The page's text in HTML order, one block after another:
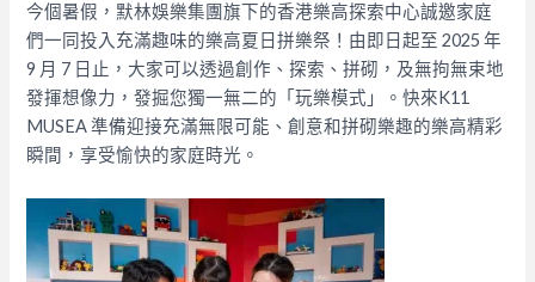
今個暑假，默林娛樂集團旗下的香港樂高探索中心誠邀家庭
們一同投入充滿趣味的樂高夏日拼樂祭！由即日起至 2025 年
9 月 7 日止，大家可以透過創作、探索、拼砌，及無拘無束地
發揮想像力，發掘您獨一無二的「玩樂模式」。快來K11
MUSEA 準備迎接充滿無限可能、創意和拼砌樂趣的樂高精彩
瞬間，享受愉快的家庭時光。